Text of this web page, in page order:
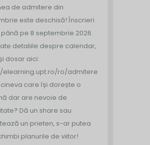
de admitere din
este deschisă! Înscrieri
pe 8 septembrie 2026.
detaliile despre calendar,
dosar aici:
elearning.upt.ro/ro/admitere/
cineva care își dorește o
dar are nevoie de
Dă un share sau
un prieten, s-ar putea
planurile de viitor!